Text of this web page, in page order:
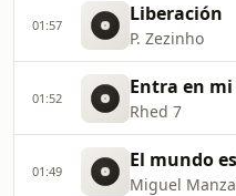
01:57 Liberación
P. Zezinho
01:52 Entra en
Rhed 7
01:49 El mundo
Miguel